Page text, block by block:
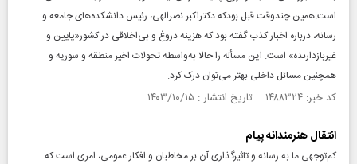
است.همین چندوقت قبل بودکه دکتراکبر نصرالهی، رئیس دانشکده‌های جامعه و
رسانه، درباره اخبار کذب گفته بود که هزینه دروغ و بی‌اخلاقی در کشور«پایین و
غیربازدارنده» است. این مسأله را حالا به‌واسطه تحولات اخیر منطقه و سوریه و
همچنین مسائل داخلی بهتر می‌توان درک کرد.
کد خبر: ۱۴۸۸۳۲۴ تاریخ انتشار : ۱۴۰۳/۱۰/۱۵
انتقال هنرمندانه پیام
کم‌توجهی ما به رسانه و تاثیرگذاری آن بر مخاطبان و افکار عمومی، امری است که